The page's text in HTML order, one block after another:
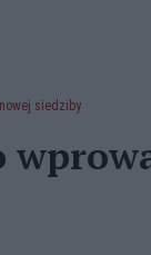
siedziby